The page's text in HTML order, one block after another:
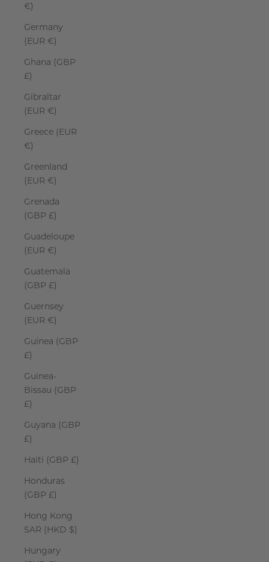
€)
Germany
(EUR €)
Ghana (GBP
£)
Gibraltar
(EUR €)
Greece (EUR
€)
Greenland
(EUR €)
Grenada
(GBP £)
Guadeloupe
(EUR €)
Guatemala
(GBP £)
Guernsey
(EUR €)
Guinea (GBP
£)
Guinea-
Bissau (GBP
£)
Guyana (GBP
£)
Haiti (GBP £)
Honduras
(GBP £)
Hong Kong
SAR (HKD $)
Hungary